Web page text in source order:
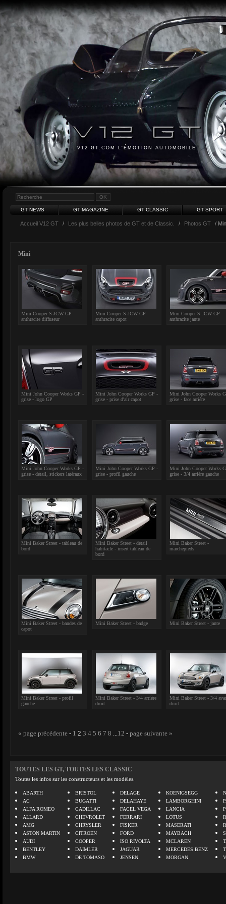
V12 GT.COM L'ÉMOTION AUTOMOBILE
GT NEWS GT MAGAZINE GT CLASSIC GT SPORT
Accueil V12 GT / Les plus belles photos de GT et de Classic. / Photos GT /
Mini
Mini Cooper S JCW GP
anthracite diffuseur
Mini Cooper S JCW GP
anthracite capot
Mini Cooper S JCW GP
anthracite jante
Mini John Cooper Works GP -
grise - logo GP
Mini John Cooper Works GP -
grise - prise d'air capot
Mini John Cooper Works
grise - face arrière
Mini John Cooper Works GP -
grise - détail, stickers latéraux
Mini John Cooper Works GP -
grise - profil gauche
Mini John Cooper Works
grise - 3/4 arrière gauche
Mini Baker Street - tableau de
bord
Mini Baker Street - détail
habitacle - insert tableau de
bord
Mini Baker Street -
marchepieds
Mini Baker Street - bandes de
capot
Mini Baker Street - badge Mini Baker Street - jante
Mini Baker Street - profil
gauche
Mini Baker Street - 3/4 arrière
droit
Mini Baker Street - 3/4
droit
« page précédente - 1 2 3 4 5 6 7 8 ...12 - page suivante »
TOUTES LES GT, TOUTES LES CLASSIC
Toutes les infos sur les constructeurs et les modèles.
ABARTH
AC
ALFA ROMEO
ALLARD
AMG
ASTON MARTIN
AUDI
BENTLEY
BMW
BRISTOL
BUGATTI
CADILLAC
CHEVROLET
CHRYSLER
CITROEN
COOPER
DAIMLER
DE TOMASO
DELAGE
DELAHAYE
FACEL VEGA
FERRARI
FISKER
FORD
ISO RIVOLTA
JAGUAR
JENSEN
KOENIGSEGG
LAMBORGHINI
LANCIA
LOTUS
MASERATI
MAYBACH
MCLAREN
MERCEDES BENZ
MORGAN